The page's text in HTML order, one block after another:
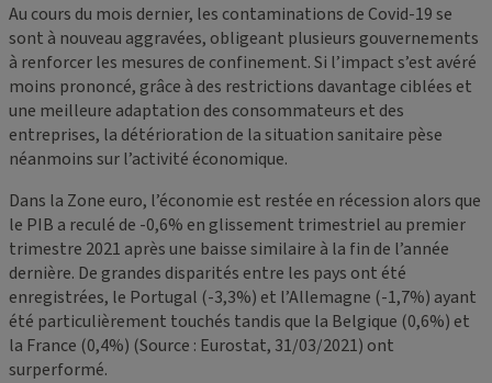
Au cours du mois dernier, les contaminations de Covid-19 se
sont à nouveau aggravées, obligeant plusieurs gouvernements
à renforcer les mesures de confinement. Si l’impact s’est avéré
moins prononcé, grâce à des restrictions davantage ciblées et
une meilleure adaptation des consommateurs et des
entreprises, la détérioration de la situation sanitaire pèse
néanmoins sur l’activité économique.
Dans la Zone euro, l’économie est restée en récession alors que
le PIB a reculé de -0,6% en glissement trimestriel au premier
trimestre 2021 après une baisse similaire à la fin de l’année
dernière. De grandes disparités entre les pays ont été
enregistrées, le Portugal (-3,3%) et l’Allemagne (-1,7%) ayant
été particulièrement touchés tandis que la Belgique (0,6%) et
la France (0,4%) (Source : Eurostat, 31/03/2021) ont
surperformé.